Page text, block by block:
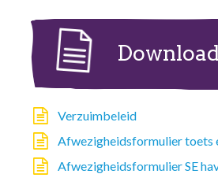
Verzuimbeleid
Afwezigheidsformulier toets
Afwezigheidsformulier SE